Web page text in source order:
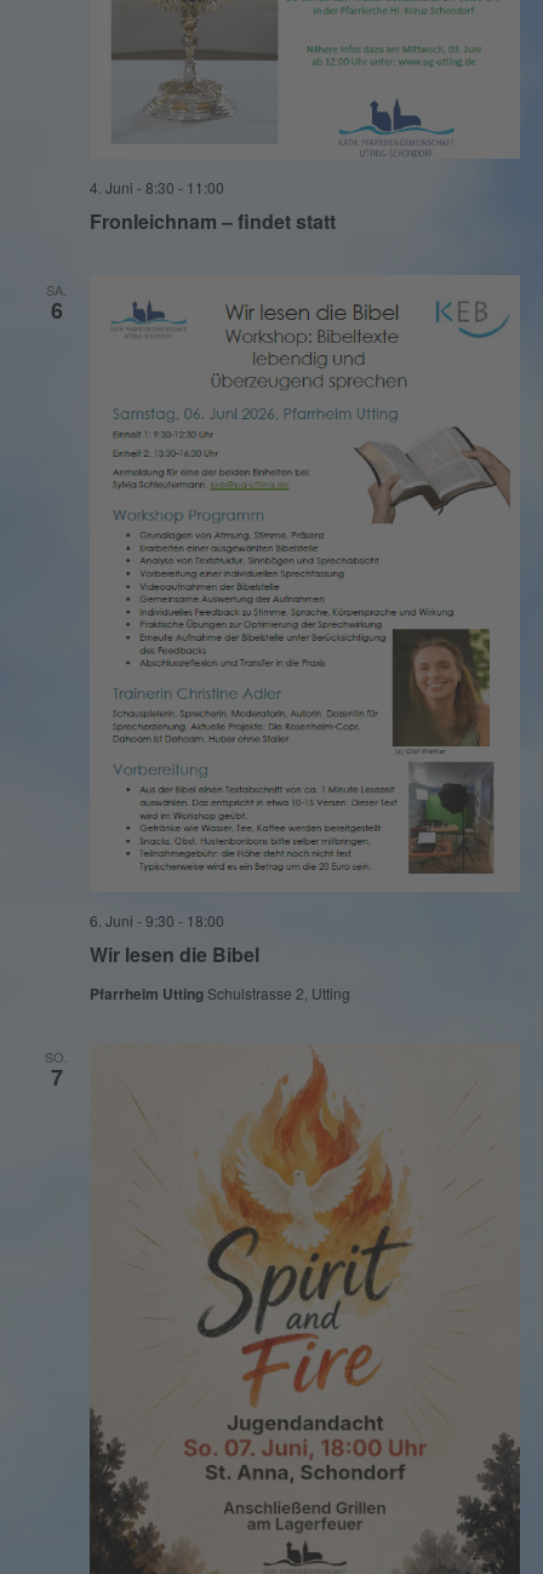
Fronleichnam – findet statt
4. Juni - 8:30 - 11:00
SA.
6
Wir lesen die Bibel
6. Juni - 9:30 - 18:00
Pfarrheim Utting Schulstrasse 2, Utting
SO.
7